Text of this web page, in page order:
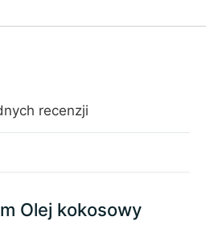
recenzji
Olej kokosowy